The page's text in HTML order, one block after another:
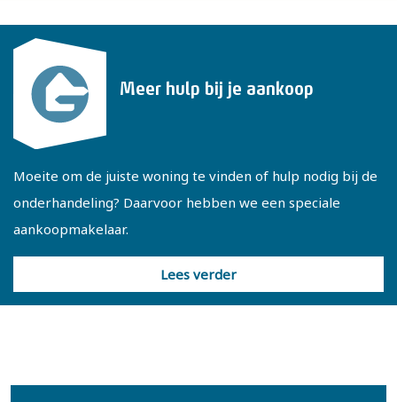
Meer hulp bij je aankoop
Moeite om de juiste woning te vinden of hulp nodig bij de
onderhandeling? Daarvoor hebben we een speciale
aankoopmakelaar.
Lees verder